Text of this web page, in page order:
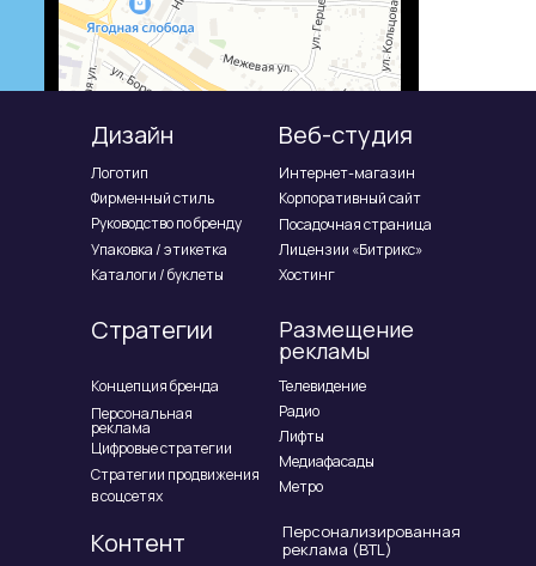
Дизайн Веб-студия
Контент
Стратегии Размещение
рекламы
Персонализированная
реклама (BTL)
Логотип
Фирменный стиль
Руководство по бренду
Упаковка / этикетка
Каталоги / буклеты
Интернет-магазин
Корпоративный сайт
Посадочная страница
Лицензии «Битрикс»
Хостинг
Телевидение
Радио
Лифты
Медиафасады
Метро
Концепция бренда
Персональная
реклама
Цифровые стратегии
Стратегии продвижения
в соцсетях